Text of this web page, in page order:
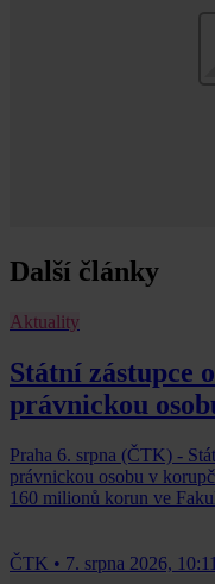
Další články
Aktuality
Státní zástupce
právnickou
Praha 6. srpna (ČTK) -
právnickou osobu v
160 milionů korun ve
ČTK • 7. srpna 2026, 10:11